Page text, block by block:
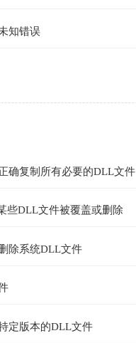
知错误
确复制所有必要的DLL文件
些DLL文件被覆盖或删除
除系统DLL文件
定版本的DLL文件